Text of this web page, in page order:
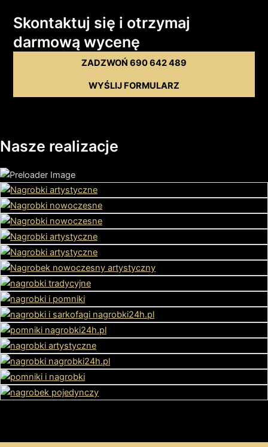
Skontaktuj się i otrzymaj
darmową wycenę
ZADZWOŃ 690 642 489
WYŚLIJ FORMULARZ
Nasze realizacje